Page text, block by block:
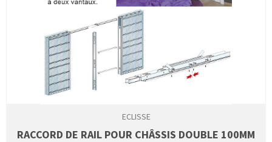
ECLISSE
RACCORD DE RAIL POUR CHÂSSIS DOUBLE 100MM